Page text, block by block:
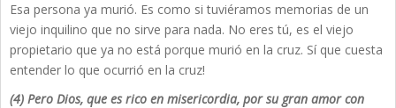
Esa persona ya murió. Es como si tuviéramos memorias de un
viejo inquilino que no sirve para nada. No eres tú, es el viejo
propietario que ya no está porque murió en la cruz. Sí que cuesta
entender lo que ocurrió en la cruz!
(4) Pero Dios, que es rico en misericordia, por su gran amor con